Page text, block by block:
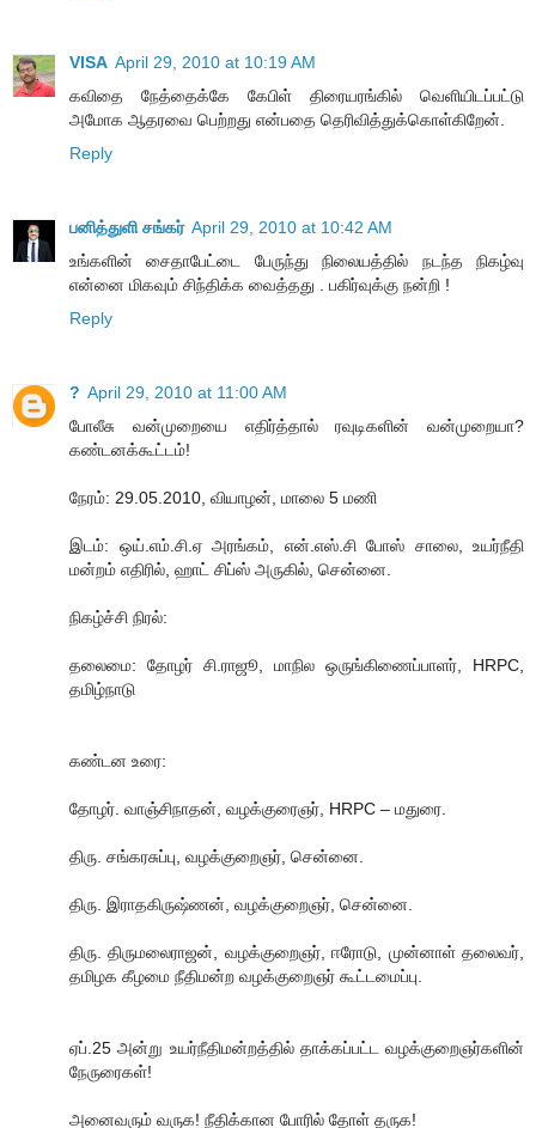
VISA April 29, 2010 at 10:19 AM
கவிதை நேத்தைக்கே கேபிள் திரையரங்கில் வெளியிடப்பட்டு
அமோக ஆதரவை பெற்றது என்பதை தெரிவித்துக்கொள்கிறேன்.
Reply
பனித்துளி சங்கர் April 29, 2010 at 10:42 AM
உங்களின் சைதாபேட்டை பேருந்து நிலையத்தில் நடந்த நிகழ்வு
என்னை மிகவும் சிந்திக்க வைத்தது . பகிர்வுக்கு நன்றி !
Reply
? April 29, 2010 at 11:00 AM
போலீசு வன்முறையை எதிர்த்தால் ரவுடிகளின் வன்முறையா?
கண்டனக்கூட்டம்!
நேரம்: 29.05.2010, வியாழன், மாலை 5 மணி
இடம்: ஒய்.எம்.சி.ஏ அரங்கம், என்.எஸ்.சி போஸ் சாலை, உயர்நீதி
மன்றம் எதிரில், ஹாட் சிப்ஸ் அருகில், சென்னை.
நிகழ்ச்சி நிரல்:
தலைமை: தோழர் சி.ராஜூ, மாநில ஒருங்கிணைப்பாளர், HRPC,
தமிழ்நாடு
கண்டன உரை:
தோழர். வாஞ்சிநாதன், வழக்குரைஞர், HRPC – மதுரை.
திரு. சங்கரசுப்பு, வழக்குறைஞர், சென்னை.
திரு. இராதகிருஷ்ணன், வழக்குறைஞர், சென்னை.
திரு. திருமலைராஜன், வழக்குறைஞர், ஈரோடு, முன்னாள் தலைவர்,
தமிழக கீழமை நீதிமன்ற வழக்குறைஞர் கூட்டமைப்பு.
ஏப்.25 அன்று உயர்நீதிமன்றத்தில் தாக்கப்பட்ட வழக்குறைஞர்களின்
நேருரைகள்!
அனைவரும் வருக! நீதிக்கான போரில் தோள் தருக!